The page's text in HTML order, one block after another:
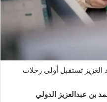
بن عبدالعزيز الدولي